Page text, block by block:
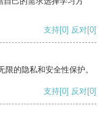
支持[0] 反对[0]
的隐私和安全性保护。
支持[0] 反对[0]